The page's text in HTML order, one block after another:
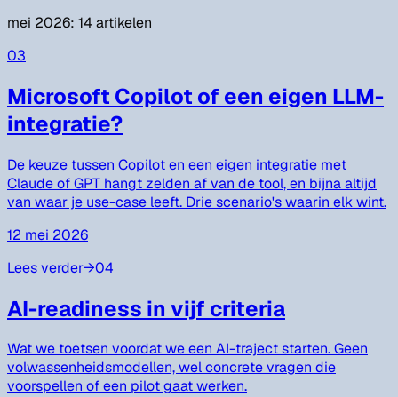
mei 2026: 14 artikelen
03
Microsoft Copilot of een eigen LLM-
integratie?
De keuze tussen Copilot en een eigen integratie met
Claude of GPT hangt zelden af van de tool, en bijna altijd
van waar je use-case leeft. Drie scenario's waarin elk wint.
12 mei 2026
Lees verder→04
AI-readiness in vijf criteria
Wat we toetsen voordat we een AI-traject starten. Geen
volwassenheidsmodellen, wel concrete vragen die
voorspellen of een pilot gaat werken.